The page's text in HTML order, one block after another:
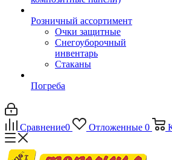
Розничный ассортимент
Очки защитные
Снегоуборочный
инвентарь
Стаканы
Погреба
Сравнение0 Отложенные 0